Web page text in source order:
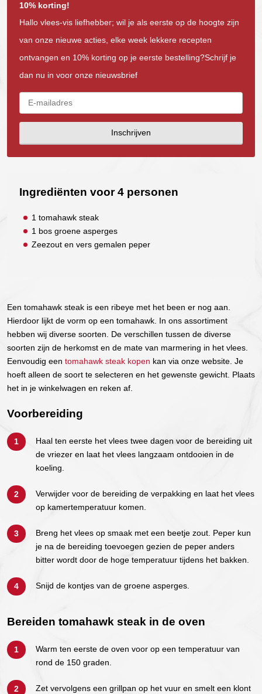
10% korting!
Hallo vlees-vis liefhebber; wil je als eerste op de hoogte zijn
van onze nieuwe acties, elke week lekkere recepten
ontvangen en 10% korting op je eerste bestelling?Schrijf je
dan nu in voor onze nieuwsbrief
Inschrijven
Ingrediënten voor 4 personen
1 tomahawk steak
1 bos groene asperges
Zeezout en vers gemalen peper
Een tomahawk steak is een ribeye met het been er nog aan.
Hierdoor lijkt de vorm op een tomahawk. In ons assortiment
hebben wij diverse soorten. De verschillen tussen de diverse
soorten zijn de herkomst en de mate van marmering in het vlees.
Eenvoudig een tomahawk steak kopen kan via onze website. Je
hoeft alleen de soort te selecteren en het gewenste gewicht. Plaats
het in je winkelwagen en reken af.
Voorbereiding
Haal ten eerste het vlees twee dagen voor de bereiding uit
de vriezer en laat het vlees langzaam ontdooien in de
koeling.
Verwijder voor de bereiding de verpakking en laat het vlees
op kamertemperatuur komen.
Breng het vlees op smaak met een beetje zout. Peper kun
je na de bereiding toevoegen gezien de peper anders
bitter wordt door de hoge temperatuur tijdens het bakken.
Snijd de kontjes van de groene asperges.
Bereiden tomahawk steak in de oven
Warm ten eerste de oven voor op een temperatuur van
rond de 150 graden.
Zet vervolgens een grillpan op het vuur en smelt een klont